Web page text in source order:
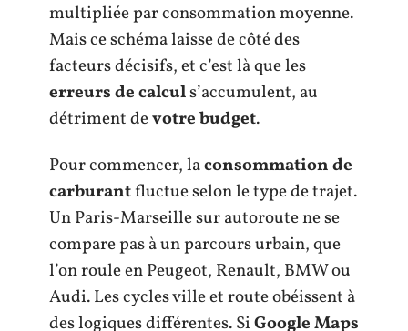
multipliée par consommation moyenne.
Mais ce schéma laisse de côté des
facteurs décisifs, et c’est là que les
erreurs de calculs’accumulent, au
détriment devotre budget.
Pour commencer, laconsommation de
carburantfluctue selon le type de trajet.
Un Paris-Marseille sur autoroute ne se
compare pas à un parcours urbain, que
l’on roule en Peugeot, Renault, BMW ou
Audi. Les cycles ville et route obéissent à
des logiques différentes. SiGoogle Maps